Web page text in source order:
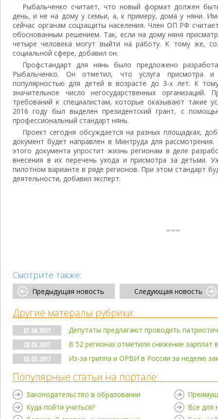
Рыбальченко считает, что новый формат должен
день, и не на дому у семьи, а, к примеру, дома у няни.
сейчас органам соцзащиты населения. Член ОП РФ
обоснованным решением. Так, если на дому няня
четыре человека могут выйти на работу. К тому же,
социальной сфере, добавил он.
Профстандарт для нянь было предложено
Рыбальченко. Он отметил, что услуга присмотра и
популярностью для детей в возрасте до 3-х лет. К
значительное число негосударственных
требований к специалистам, которые оказывают такие
2016 году был выделен президентский грант, с
профессиональный стандарт нянь.
Проект сегодня обсуждается на разных площадках,
документ будет направлен в Минтруда для
этого документа упростит жизнь регионам в деле
внесения в их перечень ухода и присмотра за детьми.
пилотном варианте в ряде регионов. При этом стандарт
деятельности, добавил эксперт.
Смотрите также:
Предыдущая новость Следующая новость
Другие матералы рубрики:
07.04.2017
Депутаты предлагают проводить
28.03.2017
В 52 регионах отметили снижение зарплат
02.02.2017
Из-за гриппа и ОРВИ в России за неделю
Популярные статьи на портале:
Законодательство в образовании
Куда пойти учиться?
Все для